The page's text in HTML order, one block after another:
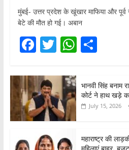
मुंबई- उत्तर प्रदेश के खूंखार माफिया और
बेटे की मौत हो गई। अबान
F
c
e
b
o
o
T
itt
er
W
s
A
p
S
ar
e
भानवी सिंह बनाम
कोर्ट ने हाथ खड़े
July 15, 2026
महाराष्ट्र की